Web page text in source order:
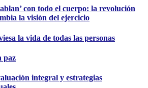
con todo el cuerpo: la revolución
la visión del ejercicio
la vida de todas las personas
paz
integral y estrategias